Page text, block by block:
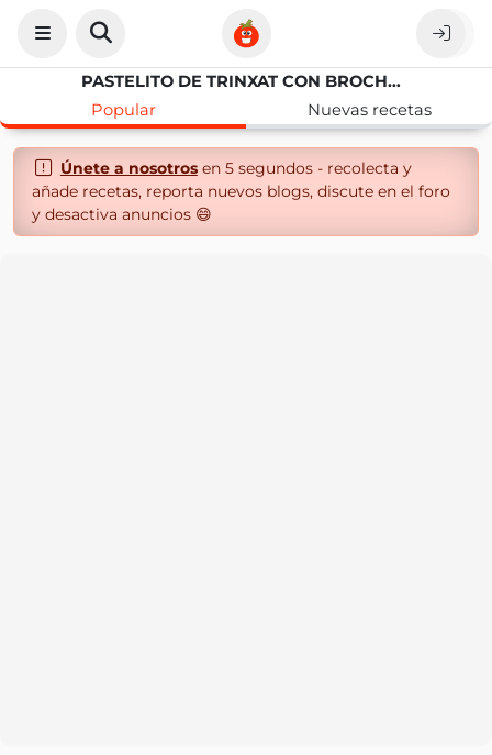
PASTELITO DE TRINXAT CON BROCHETA BLANC I NEGRE
Popular
Nuevas recetas
Únete a nosotrosen 5 segundos - recolecta y
añade recetas, reporta nuevos blogs, discute en el foro
y desactiva anuncios 😄